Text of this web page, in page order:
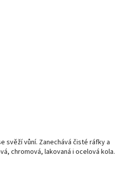
svěží vůní. Zanechává čisté ráfky a
chromová, lakovaná i ocelová kola.